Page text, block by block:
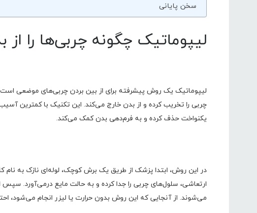
سخن پایانی
لیپوماتیک چگونه چربی‌ها را
لیپوماتیک یک روش پیشرفته برای از بین بردن چربی‌های موضعی است
چربی را تخریب کرده و از بدن خارج می‌کند. این تکنیک با کمترین
یکنواخت حذف کرده و به فرم‌دهی بدن کمک می‌کند.
در این روش، ابتدا پزشک از طریق یک برش کوچک، لوله‌ای نازک به نام
ارتعاشی، سلول‌های چربی را جدا کرده و به حالت مایع درمی‌آورد.
می‌شوند. از آنجایی که این روش بدون حرارت یا لیزر انجام می‌شود،